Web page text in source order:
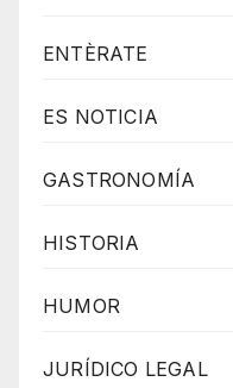
ENTÈRATE
ES NOTICIA
GASTRONOMÍA
HISTORIA
HUMOR
JURÍDICO LEGAL